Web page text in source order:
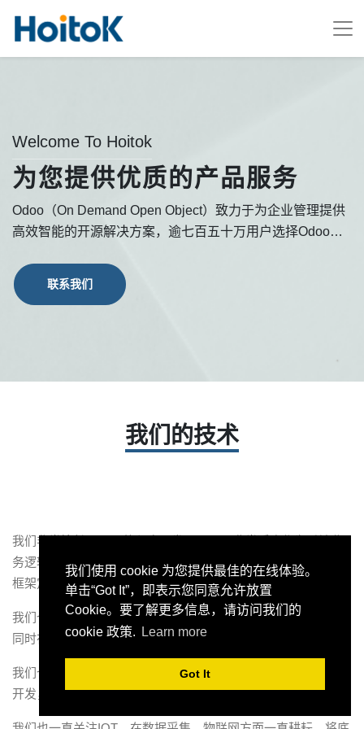
我们使用 cookie 为您提供最佳的在线体验。
单击“Got It”，即表示您同意允许放置
Cookie。要了解更多信息，请访问我们的
cookie 政策.
Learn more
Got It
Welcome To Hoitok
为您提供优质的产品服务
Odoo（On Demand Open Object）致力于为企业管理提供
高效智能的开源解决方案，逾七百五十万用户选择Odoo进
应用，助力企业实现信息化改革、降本增效。
联系我们
我们的技术
我们非常擅长Python的程序开发，Python非常适合作为后端业
务逻辑语言，我们有非常丰富的项目经验，特别是基于Odoo的
框架定制开发。
我们也非常熟悉前端语言，例如：javascript、Vue、React等，
同时在项目也使用了各种前端框架，比如Antd等。
我们也可以提供App移动端程序开发，IOS和Android原生和混合
开发，微信小程序等第三方应用开发。